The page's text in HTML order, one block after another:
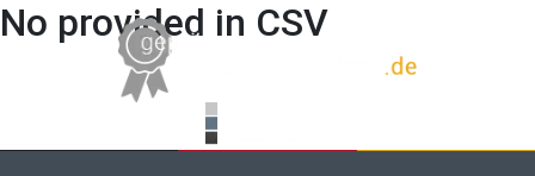
No provided in CSV